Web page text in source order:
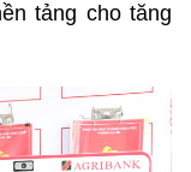
tảng cho tăng